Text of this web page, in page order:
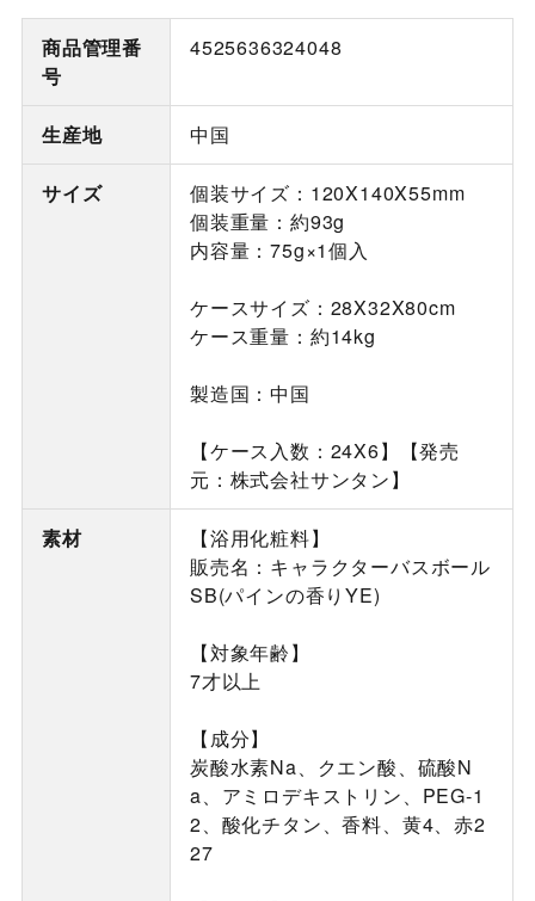
商品管理番
号
4525636324048
生産地 中国
サイズ
個装サイズ：120X140X55mm
個装重量：約93g
内容量：75g×1個入
ケースサイズ：28X32X80cm
ケース重量：約14kg
製造国：中国
【ケース入数：24X6】【発売
元：株式会社サンタン】
素材
【浴用化粧料】
販売名：キャラクターバスボール
SB(パインの香りYE)
【対象年齢】
7才以上
【成分】
炭酸水素Na、クエン酸、硫酸N
a、アミロデキストリン、PEG-1
2、酸化チタン、香料、黄4、赤2
27